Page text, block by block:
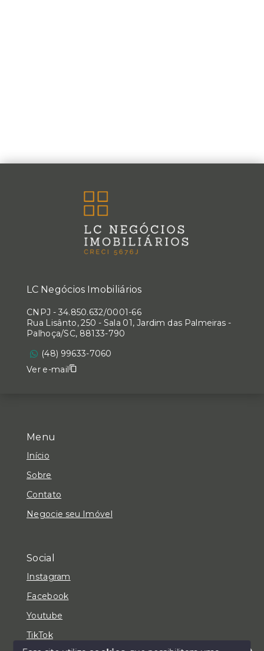
Menu
Início
Sobre
Contato
Negocie seu Imóvel
Social
Instagram
Facebook
Youtube
TikTok
LC Negócios Imobiliários
CNPJ - 34.850.632/0001-66
Rua Lisânto, 250 - Sala 01, Jardim das Palmeiras -
Palhoça/SC, 88133-790
(48) 99633-7060
Ver e-mail